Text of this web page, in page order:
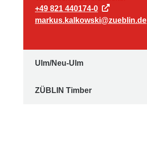
+49 821 440174-0
markus.kalkowski@zueblin.de
Ulm/Neu-Ulm
ZÜBLIN Timber